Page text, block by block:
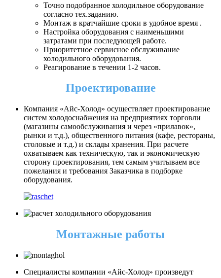
Точно подобранное холодильное оборудование
согласно тех.заданию.
Монтаж в кратчайшие сроки в удобное время .
Настройка оборудования с наименьшими
затратами при последующей работе.
Приоритетное сервисное обслуживание
холодильного оборудования.
Реагирование в течении 1-2 часов.
Проектирование
Компания «Айс-Холод» осуществляет проектирование
систем холодоснабжения на предприятиях торговли
(магазины самообслуживания и через «прилавок»,
рынки и т.д.), общественного питания (кафе, рестораны,
столовые и т.д.) и склады хранения. При расчете
охватываем как техническую, так и экономическую
сторону проектирования, тем самым учитываем все
пожелания и требования Заказчика в подборке
оборудования.
Монтажные работы
Специалисты компании «Айс-Холод» произведут